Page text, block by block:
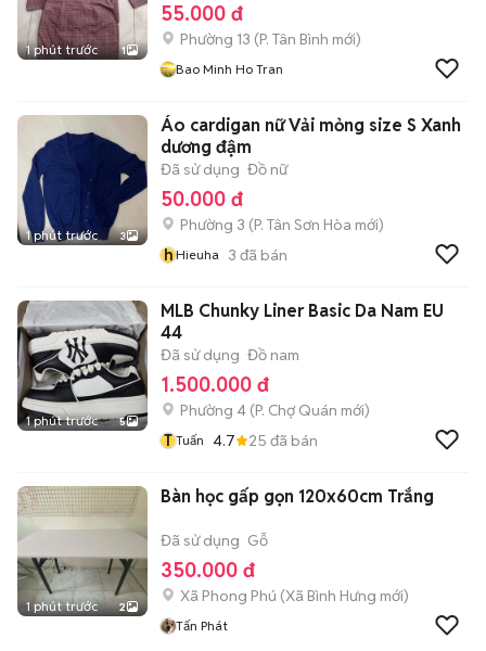
1 phút trước 1
55.000 đ
Phường 13 (P. Tân Bình mới)
Bao Minh Ho Tran
1 phút trước 3
Áo cardigan nữ Vải mỏng size S Xanh
dương đậm
Đã sử dụng Đồ nữ
50.000 đ
Phường 3 (P. Tân Sơn Hòa mới)
hHieuha 3 đã bán
1 phút trước 5
MLB Chunky Liner Basic Da Nam EU
44
Đã sử dụng Đồ nam
1.500.000 đ
Phường 4 (P. Chợ Quán mới)
T Tuấn 4.7 25 đã bán
1 phút trước 2
Bàn học gấp gọn 120x60cm Trắng
Đã sử dụng Gỗ
350.000 đ
Xã Phong Phú (Xã Bình Hưng mới)
Tấn Phát